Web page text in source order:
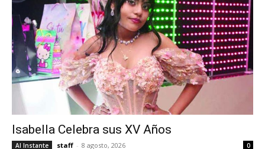
Isabella Celebra sus XV Años
Al Instante staff - 8 agosto, 2026 0